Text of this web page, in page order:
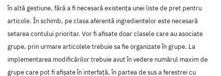
în altă gestiune, fără a fi necesară existența unei liste de pret pentru
articole. În schimb, pe clasa aferentă ingredientelor este necesară
setarea contului prioritar. Vor fi afisate doar clasele care au asociate
grupe, prin urmare articolele trebuie sa fie organizate în grupe. La
implementarea modificărilor trebuie avut în vedere numărul maxim de
grupe care pot fi afișate în interfață, în partea de sus a ferestrei cu